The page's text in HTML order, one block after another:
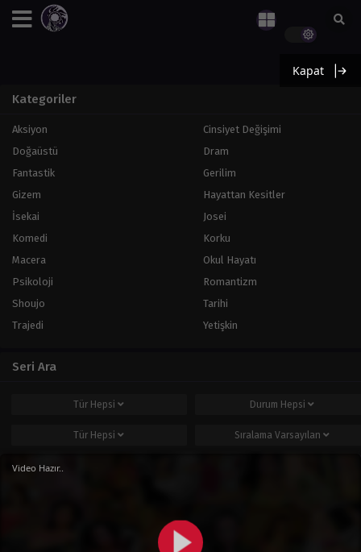
Kategoriler
Aksiyon
Cinsiyet Değişimi
Doğaüstü
Dram
Fantastik
Gerilim
Gizem
Hayattan Kesitler
İsekai
Josei
Komedi
Korku
Macera
Okul Hayatı
Psikoloji
Romantizm
Shoujo
Tarihi
Trajedi
Yetişkin
Seri Ara
Tür Hepsi Durum Hepsi
Tür Hepsi SıralamaVarsayılan
Aylık
Video Hazır..
Kapat